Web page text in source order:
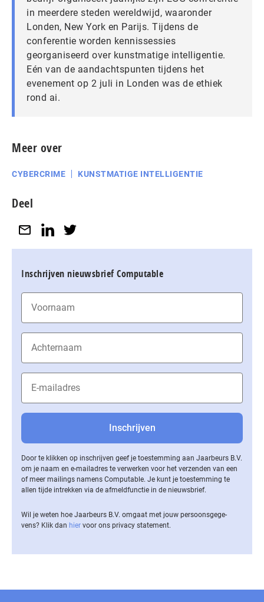
in meerdere steden wereldwijd, waaronder
Londen, New York en Parijs. Tijdens de
conferentie worden kennissessies
georganiseerd over kunstmatige intelligentie.
Eén van de aandachtspunten tijdens het
evenement op 2 juli in Londen was de ethiek
rond ai.
Meer over
CYBERCRIME KUNSTMATIGE INTELLIGENTIE
Deel
Inschrijven nieuwsbrief Computable
Door te klikken op inschrijven geef je toestemming aan Jaarbeurs B.V.
om je naam en e-mailadres te verwerken voor het verzenden van een
of meer mailings namens Computable. Je kunt je toestemming te
allen tijde intrekken via de af­meld­func­tie in de nieuwsbrief.
Wil je weten hoe Jaarbeurs B.V. omgaat met jouw per­soons­ge­ge­
vens? Klik dan hier voor ons privacy statement.